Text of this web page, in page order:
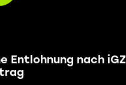
Entlohnung nach